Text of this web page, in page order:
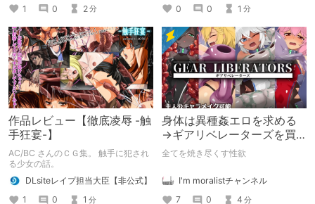
1
0 2分
0
0 1 分
作品レビュー【徹底凌辱 -触
手狂宴-】
AC/BC さんのＣＧ集。 触手に犯され
る少女の話。
DLsiteレイプ担当大臣【非公式】
1
0 1 分
身体は異種姦エロを求める
→ギアリベレーターズを買
う
全てを焼き尽くす性欲
I'm moralistチャンネル
7
0 4 分